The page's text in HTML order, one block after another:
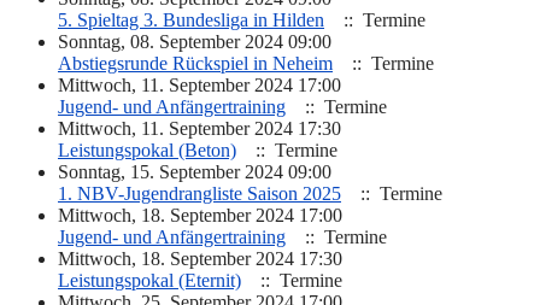
5. Spieltag 3. Bundesliga in Hilden
:: Termine
Sonntag, 08. September 2024 09:00
Abstiegsrunde Rückspiel in Neheim
:: Termine
Mittwoch, 11. September 2024 17:00
Jugend- und Anfängertraining
:: Termine
Mittwoch, 11. September 2024 17:30
Leistungspokal (Beton)
:: Termine
Sonntag, 15. September 2024 09:00
1. NBV-Jugendrangliste Saison 2025
:: Termine
Mittwoch, 18. September 2024 17:00
Jugend- und Anfängertraining
:: Termine
Mittwoch, 18. September 2024 17:30
Leistungspokal (Eternit)
:: Termine